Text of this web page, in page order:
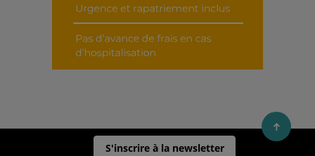
S'inscrire à la newsletter